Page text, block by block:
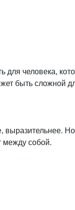
человека,
быть сложной
между собой.